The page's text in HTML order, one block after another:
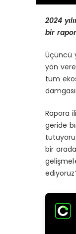
2024 yılı
bir
Üçüncü
yön
tüm
Rapora
geride
bir